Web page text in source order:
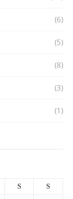
(6)
(5)
(8)
(3)
(1)
S S